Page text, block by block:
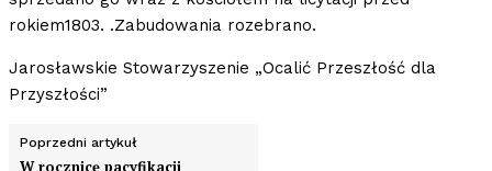
rokiem1803. .Zabudowania rozebrano.
Jarosławskie Stowarzyszenie „Ocalić Przeszłość dla
Przyszłości”
Poprzedni artykuł
W rocznicę pacyfikacji